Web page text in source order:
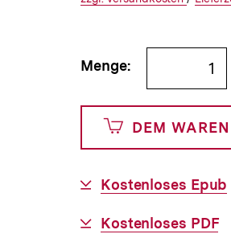
€
und
0
angeben
Menge:
DEM
Download-
Kostenloses Epub
Download-
Kostenloses PDF